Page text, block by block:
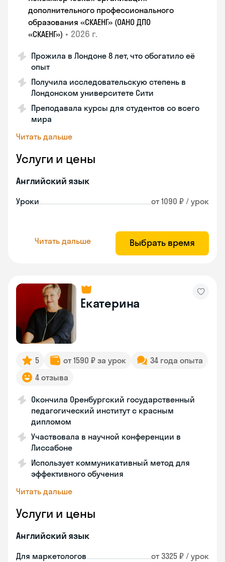
дополнительного профессионального
образования «СКАЕНГ» (ОАНО ДПО
«СКАЕНГ») • 2026 г.
Прожила в Лондоне 8 лет, что обогатило её
опыт
Получила исследовательскую степень в
Лондонском университете Сити
Преподавала курсы для студентов со всего
мира
Читать дальше
Услуги и цены
Английский язык
Уроки от 1090 ₽ / урок
Читать дальше Выбрать время
Екатерина
5 от 1590 ₽ за урок
34 года опыта
4 отзыва
Окончила Оренбургский государственный
педагогический институт с красным
дипломом
Участвовала в научной конференции в
Лиссабоне
Использует коммуникативный метод для
эффективного обучения
Читать дальше
Услуги и цены
Английский язык
Для маркетологов от 3325 ₽ / урок